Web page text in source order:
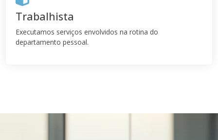
Trabalhista
Executamos serviços envolvidos na rotina do
departamento pessoal.